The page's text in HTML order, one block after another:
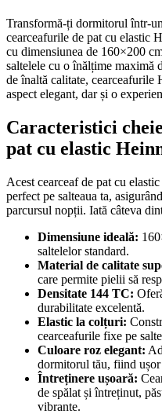
Transformă-ți dormitorul într-
cearceafurile de pat cu elastic
cu dimensiunea de 160×200
saltelele cu o înălțime maximă
de înaltă calitate, cearceafurile
aspect elegant, dar și o
Caracteristici
pat cu elastic
Acest cearceaf de pat cu
perfect pe salteaua ta,
parcursul nopții. Iată câteva
Dimensiune ideală:
saltelelor standard.
Material de calitate
care permite pielii să
Densitate 144 TC:
durabilitate excelentă.
Elastic la colțuri:
cearceafurile fixe pe
Culoare roz elegant:
dormitorul tău, fiind ușor
Întreținere ușoară:
de spălat și întreținut,
vibrante.